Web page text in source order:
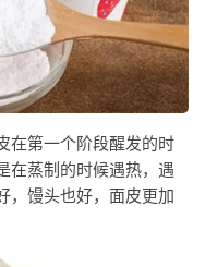
在第一个阶段醒发的时
在蒸制的时候遇热，遇
，馒头也好，面皮更加